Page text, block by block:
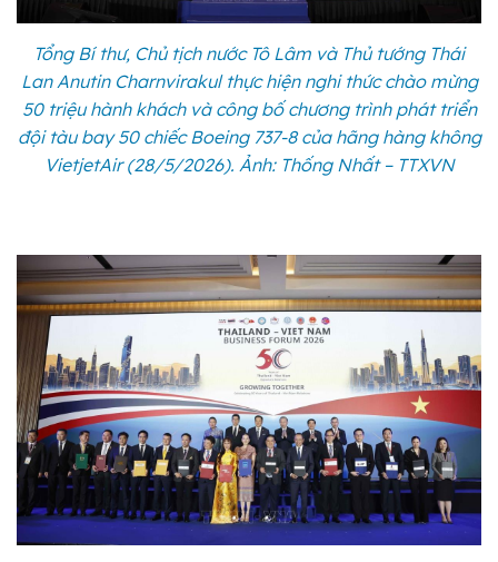
Tổng Bí thư, Chủ tịch nước Tô Lâm và Thủ tướng Thái
Lan Anutin Charnvirakul thực hiện nghi thức chào mừng
50 triệu hành khách và công bố chương trình phát triển
đội tàu bay 50 chiếc Boeing 737-8 của hãng hàng không
VietjetAir (28/5/2026). Ảnh: Thống Nhất – TTXVN